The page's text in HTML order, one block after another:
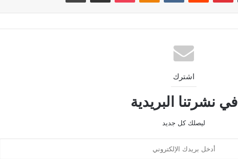
اشترك
في نشرتنا البريدية
ليصلك كل جديد